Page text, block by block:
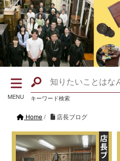
MENU キーワード検索
Home/ 店長ブログ